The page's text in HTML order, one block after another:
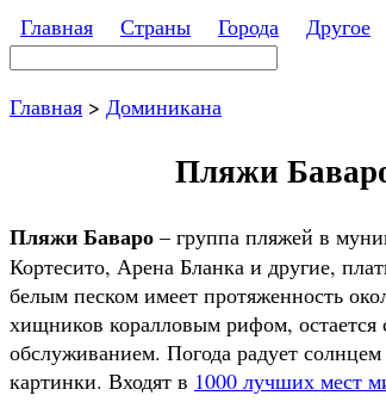
Перейти к основному содержанию
Главная Страны Города Другое
Форма поиска
Поиск
Главная > Доминикана
Пляжи
Пляжи Баваро – группа пляжей в
Кортесито, Арена Бланка и другие,
белым песком имеет протяженность
хищников коралловым рифом,
обслуживанием. Погода радует
картинки. Входят в 1000 лучших мест